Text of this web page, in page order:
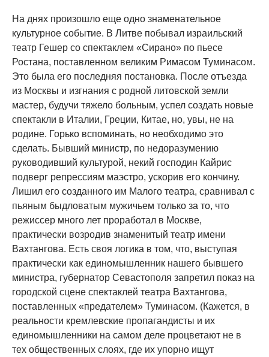
На днях произошло еще одно знаменательное
культурное событие. В Литве побывал израильский
театр Гешер со спектаклем «Сирано» по пьесе
Ростана, поставленном великим Римасом Туминасом.
Это была его последняя постановка. После отъезда
из Москвы и изгнания с родной литовской земли
мастер, будучи тяжело больным, успел создать новые
спектакли в Италии, Греции, Китае, но, увы, не на
родине. Горько вспоминать, но необходимо это
сделать. Бывший министр, по недоразумению
руководивший культурой, некий господин Кайрис
подверг репрессиям маэстро, ускорив его кончину.
Лишил его созданного им Малого театра, сравнивал с
пьяным быдловатым мужичьем только за то, что
режиссер много лет проработал в Москве,
практически возродив знаменитый театр имени
Вахтангова. Есть своя логика в том, что, выступая
практически как единомышленник нашего бывшего
министра, губернатор Севастополя запретил показ на
городской сцене спектаклей театра Вахтангова,
поставленных «предателем» Туминасом. (Кажется, в
реальности кремлевские пропагандисты и их
единомышленники на самом деле процветают не в
тех общественных слоях, где их упорно ищут